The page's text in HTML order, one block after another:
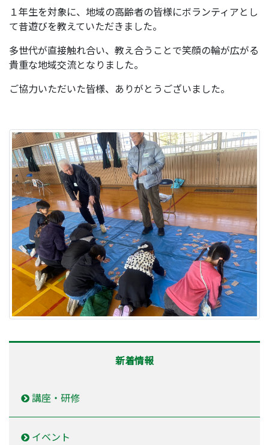
１年生を対象に、地域の高齢者の皆様にボランティアとし
て昔遊びを教えていただきました。
多世代が直接触れ合い、教え合うことで笑顔の輪が広がる
貴重な地域交流となりました。
ご協力いただいた皆様、ありがとうございました。
新着情報
講座・研修
イベント